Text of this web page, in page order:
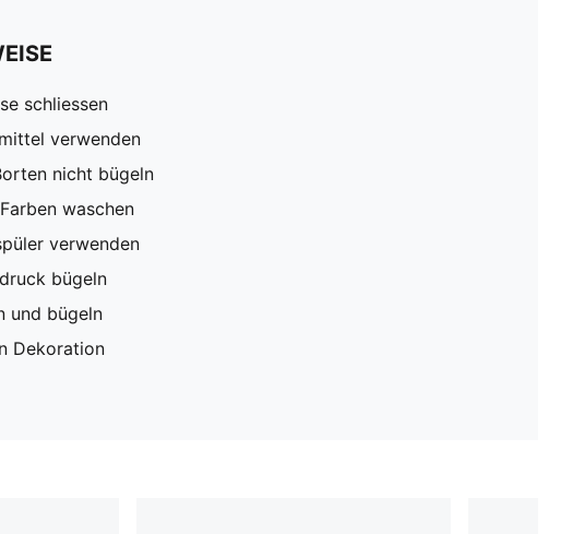
schliessen
verwenden
nicht bügeln
waschen
verwenden
bügeln
und bügeln
Dekoration